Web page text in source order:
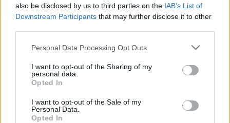
also be disclosed by us to third parties on the IAB’s List of
Downstream Participants that may further disclose it to other
Please note that this website/app uses one or more Google
not limited to your visit or usage behaviour. You may click to
grant or deny consent to Google and its third-party tags to
use your data for below specified purposes in below Google
consent section.
Personal Data Processing Opt Outs
I want to opt-out of the Sharing of my
personal data.
Opted In
I want to opt-out of the Sale of my
Personal Data.
Opted In
C év, évközi huszonkettedik
vasárnap, prédikáció
vaczjenosjadmin• 2013. augusztus 29.
Szeptember 1., évközi huszonkettedik vasárnap,
Kedves Testvérek!
Nagy bölcsesség van az Isten mai ...